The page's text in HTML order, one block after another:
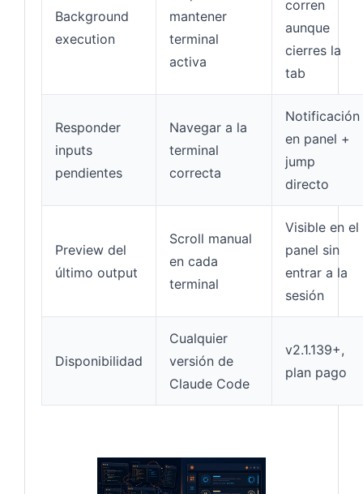
Background
execution
mantener
terminal
activa
corren
aunque
cierres la
tab
Responder
inputs
pendientes
Navegar a la
terminal
correcta
Notificación
en panel +
jump
directo
Preview del
último output
Scroll manual
en cada
terminal
Visible en el
panel sin
entrar a la
sesión
Disponibilidad
Cualquier
versión de
Claude Code
v2.1.139+,
plan pago